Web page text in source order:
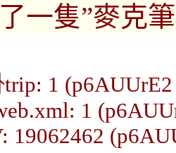
一隻”麥克
1
1
19062462